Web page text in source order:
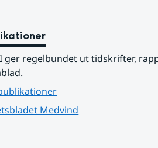
ger regelbundet ut tidskrifter,
Medvind